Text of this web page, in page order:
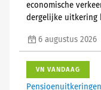
economische
dergelijke uitkering
6 augustus 2026
VN VANDAAG